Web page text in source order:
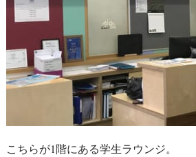
こちらが1階にある学生ラウンジ。